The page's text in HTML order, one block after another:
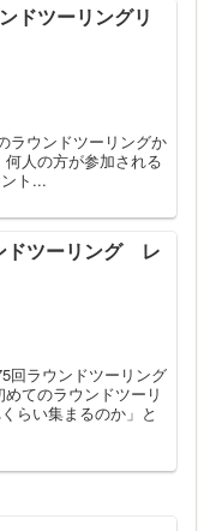
ドツーリングリ
ラウンドツーリングか
人の方が参加される
ト...
ドツーリング レ
回ラウンドツーリング
てのラウンドツーリ
らい集まるのか」と